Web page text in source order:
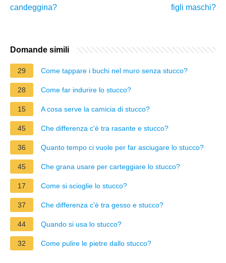
candeggina?
figli maschi?
Domande simili
29 Come tappare i buchi nel muro senza stucco?
28 Come far indurire lo stucco?
15 A cosa serve la camicia di stucco?
45 Che differenza c'è tra rasante e stucco?
36 Quanto tempo ci vuole per far asciugare lo stucco?
45 Che grana usare per carteggiare lo stucco?
17 Come si scioglie lo stucco?
37 Che differenza c'è tra gesso e stucco?
44 Quando si usa lo stucco?
32 Come pulire le pietre dallo stucco?